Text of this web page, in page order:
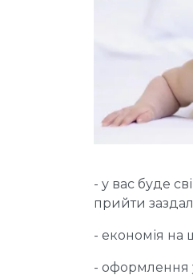
- у вас буде
прийти
- економія на
- оформлення